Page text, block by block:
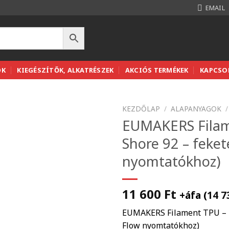
EMAIL
KIEGÉSZÍTŐK, ALKATRÉSZEK AKCIÓS TERMÉKEK
KEZDŐLAP / ALAPANYAGOK /
EUMAKERS
Shore 92 –
nyomtatókhoz)
11 600 Ft +áfa (14
EUMAKERS Filament TPU
Flow nyomtatókhoz)